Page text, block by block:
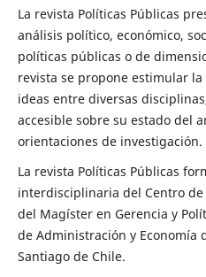
La revista Políticas Públicas
análisis político, económico,
políticas públicas o de
revista se propone estimular
ideas entre diversas
accesible sobre su estado del
orientaciones de investigación.
La revista Políticas Públicas
interdisciplinaria del Centro
del Magíster en Gerencia y
de Administración y Economía
Santiago de Chile.